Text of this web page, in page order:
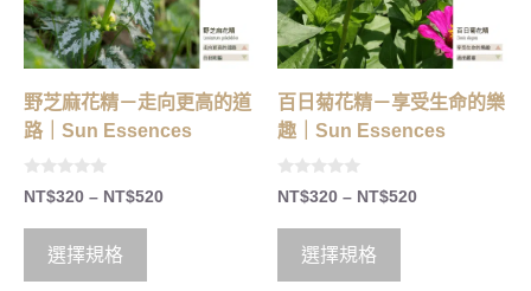
野芝麻花精－走向更高的道
路｜Sun Essences
0
o
5
NT$320 – NT$520
選擇規格
百日菊花精－享受生命的樂
趣｜Sun Essences
0
o
5
NT$320 – NT$520
選擇規格